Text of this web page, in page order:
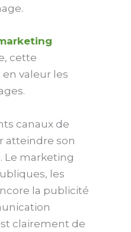
cette
valeur les
canaux de
atteindre son
Le marketing
les
la publicité
clairement de